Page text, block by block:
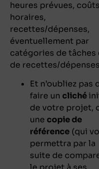
heures prévues, coûts
horaires,
recettes/dépenses,
éventuellement par
catégories de tâches
de recettes/
Et n’oubliez pas
faire un cliché
de votre projet,
une copie de
référence (qui
permettra par la
suite de